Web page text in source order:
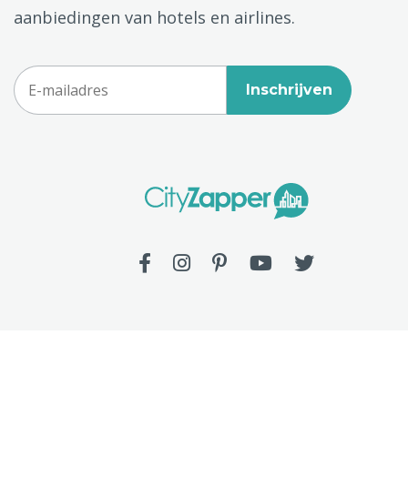
aanbiedingen van hotels en airlines.
Inschrijven